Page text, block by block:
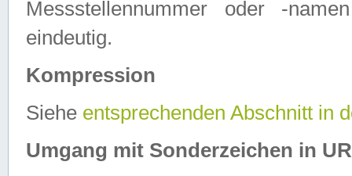
Messstellennummer oder -
eindeutig.
Kompression
Siehe entsprechenden Abschnitt in
Umgang mit Sonderzeichen in